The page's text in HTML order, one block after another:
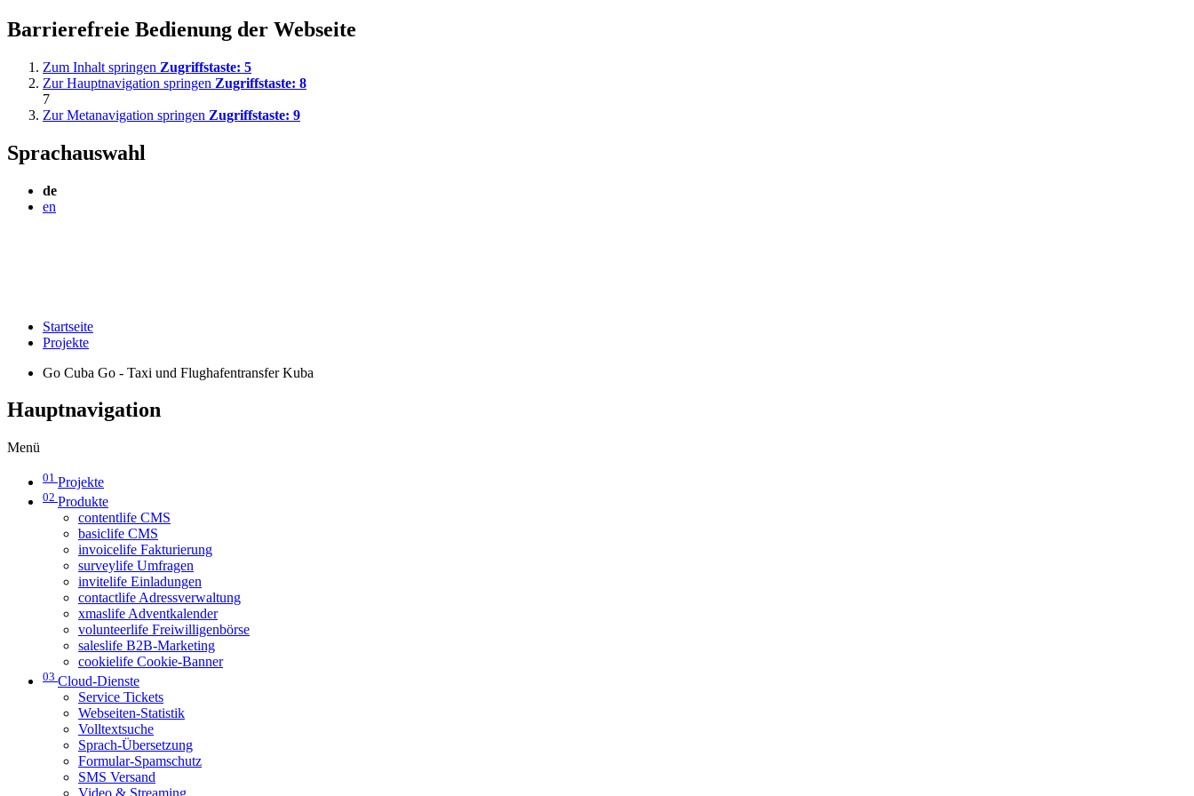
Barrierefreie Bedienung der Webseite
Zum Inhalt springen Zugriffstaste: 5
Zur Hauptnavigation springen Zugriffstaste: 8
7
Zur Metanavigation springen Zugriffstaste: 9
Sprachauswahl
de
en
Startseite
Projekte
Go Cuba Go - Taxi und Flughafentransfer Kuba
Hauptnavigation
Menü
01 Projekte
02 Produkte
contentlife CMS
basiclife CMS
invoicelife Fakturierung
surveylife Umfragen
invitelife Einladungen
contactlife Adressverwaltung
xmaslife Adventkalender
volunteerlife Freiwilligenbörse
saleslife B2B-Marketing
cookielife Cookie-Banner
03 Cloud-Dienste
Service Tickets
Webseiten-Statistik
Volltextsuche
Sprach-Übersetzung
Formular-Spamschutz
SMS Versand